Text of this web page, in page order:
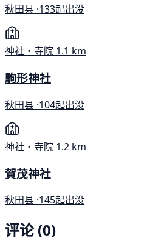
秋田县 ·133起出没
神社・寺院 1.1 km
駒形神社
秋田县 ·104起出没
神社・寺院 1.2 km
賀茂神社
秋田县 ·145起出没
评论 (0)